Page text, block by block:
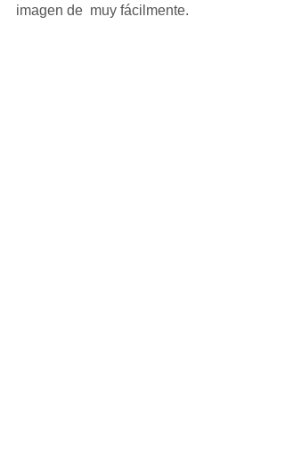
imagen de  muy fácilmente.